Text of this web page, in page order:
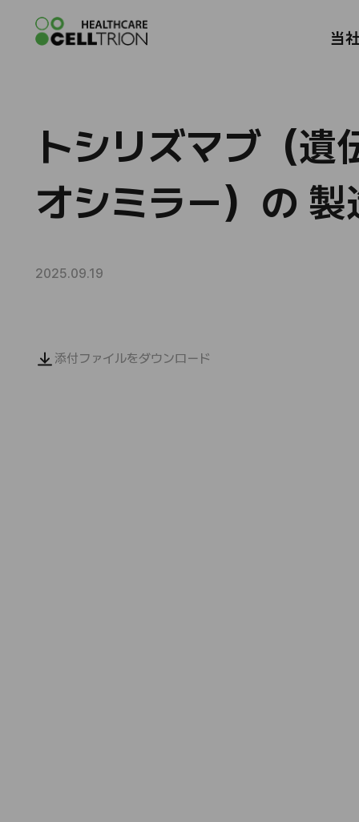
Celltrion the Global Pharmaceutical
当
トシリズマブ（遺
オシミラー）の
2025.09.19
添付ファイルをダウンロード